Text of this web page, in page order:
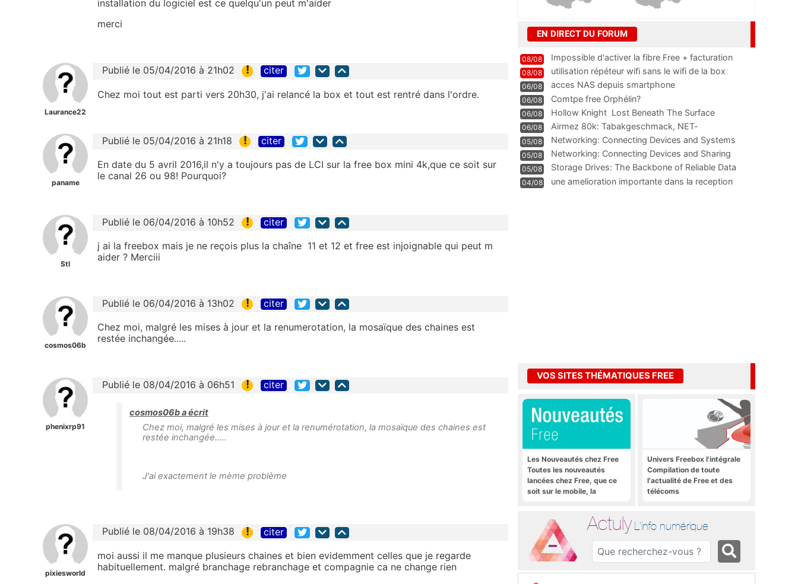
installation du logiciel est ce quelqu'un peut m'aider
merci
Laurance22
Publié le 05/04/2016 à 21h02 ! citer
Chez moi tout est parti vers 20h30, j'ai relancé la box et tout est rentré dans l'ordre.
paname
Publié le 05/04/2016 à 21h18 ! citer
En date du 5 avril 2016,il n'y a toujours pas de LCI sur la free box mini 4k,que ce soit sur
le canal 26 ou 98! Pourquoi?
Stl
Publié le 06/04/2016 à 10h52 ! citer
j ai la freebox mais je ne reçois plus la chaîne 11 et 12 et free est injoignable qui peut m
aider ? Merciii
cosmos06b
Publié le 06/04/2016 à 13h02 ! citer
Chez moi, malgré les mises à jour et la renumerotation, la mosaïque des chaines est
restée inchangée.....
phenixrp91
Publié le 08/04/2016 à 06h51 ! citer
cosmos06b a écrit
Chez moi, malgré les mises à jour et la renumérotation, la mosaïque des chaines est
restée inchangée.....
J'ai exactement le mème problème
pixiesworld
Publié le 08/04/2016 à 19h38 ! citer
moi aussi il me manque plusieurs chaines et bien evidemment celles que je regarde
habituellement. malgré branchage rebranchage et compagnie ca ne change rien
EN DIRECT DU FORUM
08/08
Impossible d'activer la fibre Free + facturation
résiliation
08/08 utilisation répéteur wifi sans le wifi de la box
06/08 acces NAS depuis smartphone
06/08 Comtpe free Orphélin?
06/08 Hollow Knight  Lost Beneath The Surface
06/08
Airmez 80k: Tabakgeschmack, NET-
Technologie und Leistung im
05/08 Networking: Connecting Devices and Systems
05/08
Networking: Connecting Devices and Sharing
Information
05/08
Storage Drives: The Backbone of Reliable Data
Management
04/08
une amelioration importante dans la reception
VOS SITES THÉMATIQUES FREE
Les Nouveautés chez Free
Toutes les nouveautés
lancées chez Free, que ce
soit sur le mobile, la
Univers Freebox l'intégrale
Compilation de toute
l'actualité de Free et des
télécoms
Actuly L'info numérique